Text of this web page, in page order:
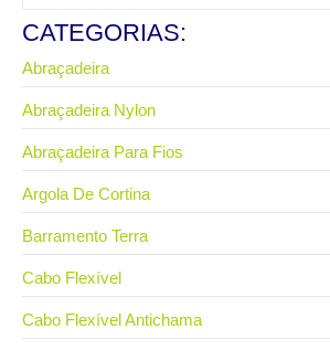
CATEGORIAS:
Abraçadeira
Abraçadeira Nylon
Abraçadeira Para Fios
Argola De Cortina
Barramento Terra
Cabo Flexível
Cabo Flexível Antichama